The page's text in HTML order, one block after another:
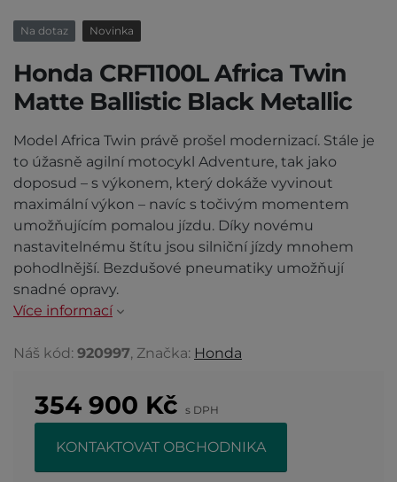
Na dotaz Novinka
Honda CRF1100L Africa Twin
Matte Ballistic Black Metallic
Model Africa Twin právě prošel modernizací. Stále je
to úžasně agilní motocykl Adventure, tak jako
doposud – s výkonem, který dokáže vyvinout
maximální výkon – navíc s točivým momentem
umožňujícím pomalou jízdu. Díky novému
nastavitelnému štítu jsou silniční jízdy mnohem
pohodlnější. Bezdušové pneumatiky umožňují
snadné opravy.
Více informací
Náš kód: 920997, Značka: Honda
354 900 Kč s DPH
KONTAKTOVAT OBCHODNIKA